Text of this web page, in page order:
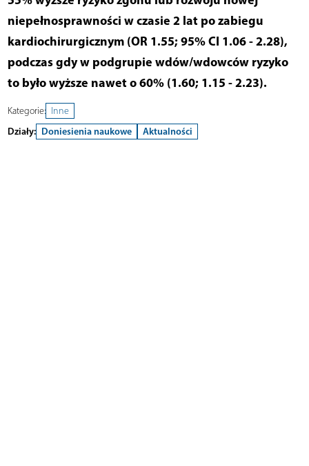
niepełnosprawności w czasie 2 lat po zabiegu
kardiochirurgicznym (OR 1.55; 95% CI 1.06 - 2.28),
podczas gdy w podgrupie wdów/wdowców ryzyko
to było wyższe nawet o 60% (1.60; 1.15 - 2.23).
Kategorie: Inne
Działy: Doniesienia naukowe Aktualności